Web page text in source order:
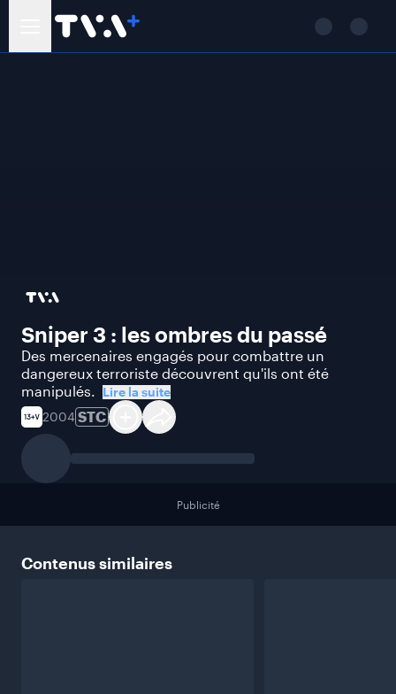
Sniper 3 : les ombres du passé
Des mercenaires engagés pour combattre un
dangereux terroriste découvrent qu'ils ont été
manipulés. Lire la suite
2004 STC
Publicité
Contenussimilaires